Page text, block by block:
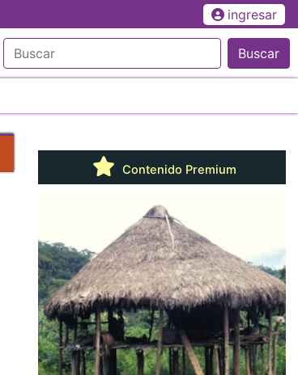
ingresar
Buscar
Contenido Premium